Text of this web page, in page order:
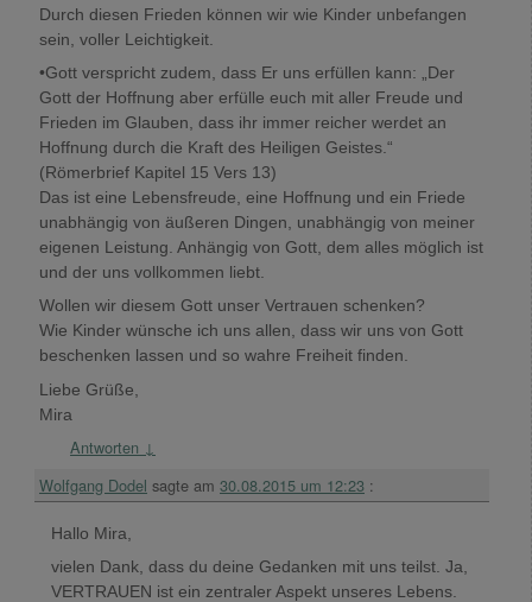
Durch diesen Frieden können wir wie Kinder unbefangen
sein, voller Leichtigkeit.
•Gott verspricht zudem, dass Er uns erfüllen kann: „Der
Gott der Hoffnung aber erfülle euch mit aller Freude und
Frieden im Glauben, dass ihr immer reicher werdet an
Hoffnung durch die Kraft des Heiligen Geistes.“
(Römerbrief Kapitel 15 Vers 13)
Das ist eine Lebensfreude, eine Hoffnung und ein Friede
unabhängig von äußeren Dingen, unabhängig von meiner
eigenen Leistung. Anhängig von Gott, dem alles möglich ist
und der uns vollkommen liebt.
Wollen wir diesem Gott unser Vertrauen schenken?
Wie Kinder wünsche ich uns allen, dass wir uns von Gott
beschenken lassen und so wahre Freiheit finden.
Liebe Grüße,
Mira
Antworten ↓
Wolfgang Dodel sagte am 30.08.2015 um 12:23 :
Hallo Mira,
vielen Dank, dass du deine Gedanken mit uns teilst. Ja,
VERTRAUEN ist ein zentraler Aspekt unseres Lebens.